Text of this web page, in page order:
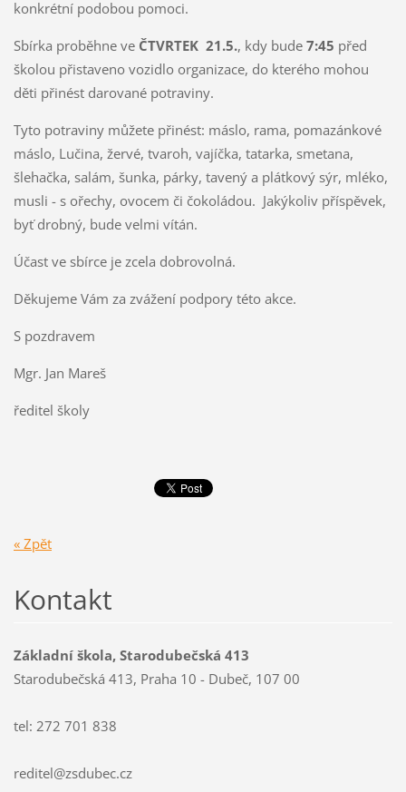
konkrétní podobou pomoci.
Sbírka proběhne ve ČTVRTEK 21.5., kdy bude 7:45 před
školou přistaveno vozidlo organizace, do kterého mohou
děti přinést darované potraviny.
Tyto potraviny můžete přinést: máslo, rama, pomazánkové
máslo, Lučina, žervé, tvaroh, vajíčka, tatarka, smetana,
šlehačka, salám, šunka, párky, tavený a plátkový sýr, mléko,
musli - s ořechy, ovocem či čokoládou. Jakýkoliv příspěvek,
byť drobný, bude velmi vítán.
Účast ve sbírce je zcela dobrovolná.
Děkujeme Vám za zvážení podpory této akce.
S pozdravem
Mgr. Jan Mareš
ředitel školy
« Zpět
Kontakt
Základní škola, Starodubečská 413
Starodubečská 413, Praha 10 - Dubeč, 107 00
tel: 272 701 838
reditel@zsdubec.cz